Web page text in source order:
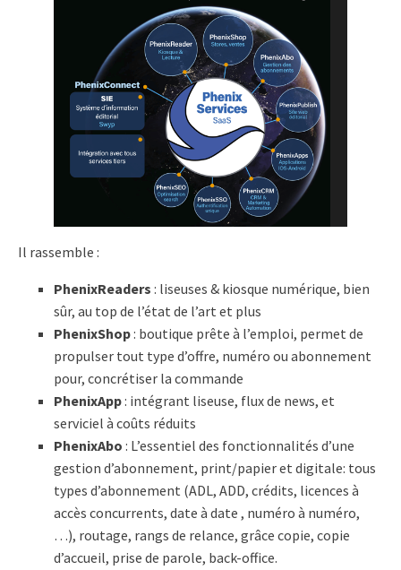
Il rassemble :
PhenixReaders : liseuses & kiosque numérique, bien
sûr, au top de l’état de l’art et plus
PhenixShop: boutique prête à l’emploi, permet de
propulser tout type d’offre, numéro ou abonnement
pour, concrétiser la commande
PhenixApp: intégrant liseuse, flux de news, et
serviciel à coûts réduits
PhenixAbo : L’essentiel des fonctionnalités d’une
gestion d’abonnement, print/papier et digitale: tous
types d’abonnement (ADL, ADD, crédits, licences à
accès concurrents, date à date , numéro à numéro,
…), routage, rangs de relance, grâce copie, copie
d’accueil, prise de parole, back-office.